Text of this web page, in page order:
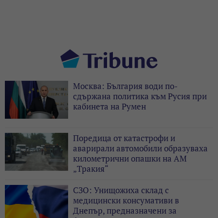
Москва: България води по-
сдържана политика към Русия при
кабинета на Румен
Поредица от катастрофи и
аварирали автомобили образуваха
километрични опашки на АМ
„Тракия“
СЗО: Унищожиха склад с
медицински консумативи в
Днепър, предназначени за